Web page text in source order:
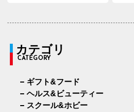
カテゴリ
CATEGORY
ギフト&フード
ヘルス&ビューティー
スクール&ホビー